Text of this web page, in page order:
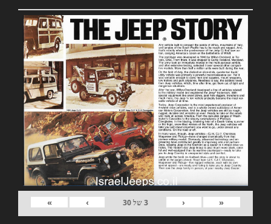
«
‹
3של30
›
»